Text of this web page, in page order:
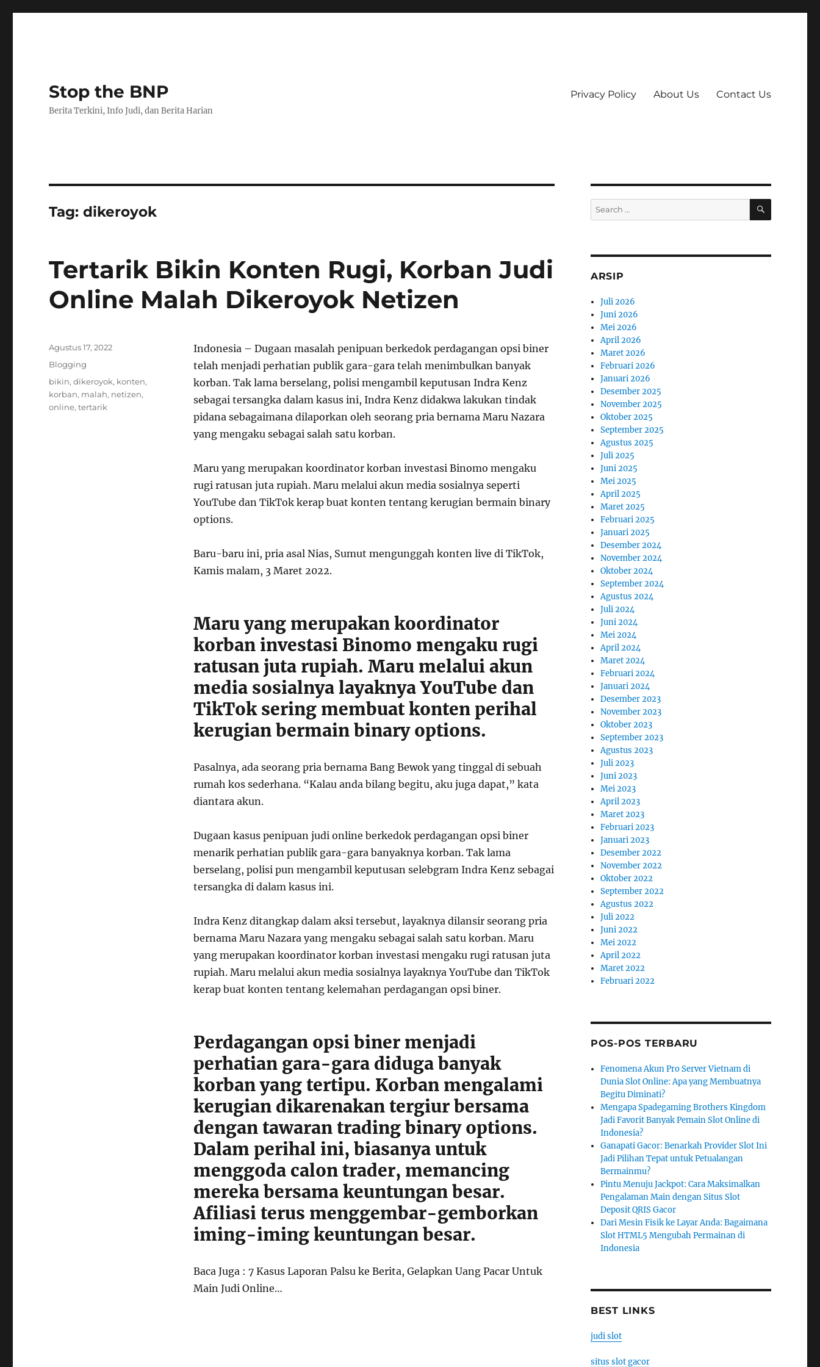
Stop the BNP
Berita Terkini, Info Judi, dan Berita Harian
Privacy Policy About Us Contact Us
Tag:dikeroyok
Tertarik Bikin Konten Rugi, Korban Judi
Online Malah Dikeroyok Netizen
Indonesia – Dugaan masalah penipuan berkedok perdagangan opsi biner
telah menjadi perhatian publik gara-gara telah menimbulkan banyak
korban. Tak lama berselang, polisi mengambil keputusan Indra Kenz
sebagai tersangka dalam kasus ini, Indra Kenz didakwa lakukan tindak
pidana sebagaimana dilaporkan oleh seorang pria bernama Maru Nazara
yang mengaku sebagai salah satu korban.
Maru yang merupakan koordinator korban investasi Binomo mengaku
rugi ratusan juta rupiah. Maru melalui akun media sosialnya seperti
YouTube dan TikTok kerap buat konten tentang kerugian bermain binary
options.
Baru-baru ini, pria asal Nias, Sumut mengunggah konten live di TikTok,
Kamis malam, 3 Maret 2022.
Maru yang merupakan koordinator
korban investasi Binomo mengaku rugi
ratusan juta rupiah. Maru melalui akun
media sosialnya layaknya YouTube dan
TikTok sering membuat konten perihal
kerugian bermain binary options.
Pasalnya, ada seorang pria bernama Bang Bewok yang tinggal di sebuah
rumah kos sederhana. “Kalau anda bilang begitu, aku juga dapat,” kata
diantara akun.
Dugaan kasus penipuan judi online berkedok perdagangan opsi biner
menarik perhatian publik gara-gara banyaknya korban. Tak lama
berselang, polisi pun mengambil keputusan selebgram Indra Kenz sebagai
tersangka di dalam kasus ini.
Indra Kenz ditangkap dalam aksi tersebut, layaknya dilansir seorang pria
bernama Maru Nazara yang mengaku sebagai salah satu korban. Maru
yang merupakan koordinator korban investasi mengaku rugi ratusan juta
rupiah. Maru melalui akun media sosialnya layaknya YouTube dan TikTok
kerap buat konten tentang kelemahan perdagangan opsi biner.
Perdagangan opsi biner menjadi
perhatian gara-gara diduga banyak
korban yang tertipu. Korban mengalami
kerugian dikarenakan tergiur bersama
dengan tawaran trading binary options.
Dalam perihal ini, biasanya untuk
menggoda calon trader, memancing
mereka bersama keuntungan besar.
Afiliasi terus menggembar-gemborkan
iming-iming keuntungan besar.
Baca Juga : 7 Kasus Laporan Palsu ke Berita, Gelapkan Uang Pacar Untuk
Main Judi Online…
Posted
on
Agustus 17, 2022
Categories
Blogging
Tags
bikin,dikeroyok, konten,
korban, malah, netizen,
online,tertarik
Search
for:
SEARCH
ARSIP
Juli 2026
Juni 2026
Mei 2026
April 2026
Maret 2026
Februari 2026
Januari 2026
Desember 2025
November 2025
Oktober 2025
September 2025
Agustus 2025
Juli 2025
Juni 2025
Mei 2025
April 2025
Maret 2025
Februari 2025
Januari 2025
Desember 2024
November 2024
Oktober 2024
September 2024
Agustus 2024
Juli 2024
Juni 2024
Mei 2024
April 2024
Maret 2024
Februari 2024
Januari 2024
Desember 2023
November 2023
Oktober 2023
September 2023
Agustus 2023
Juli 2023
Juni 2023
Mei 2023
April 2023
Maret 2023
Februari 2023
Januari 2023
Desember 2022
November 2022
Oktober 2022
September 2022
Agustus 2022
Juli 2022
Juni 2022
Mei 2022
April 2022
Maret 2022
Februari 2022
POS-POS TERBARU
Fenomena Akun Pro Server Vietnam di
Dunia Slot Online: Apa yang Membuatnya
Begitu Diminati?
Mengapa Spadegaming Brothers Kingdom
Jadi Favorit Banyak Pemain Slot Online di
Indonesia?
Ganapati Gacor: Benarkah Provider Slot Ini
Jadi Pilihan Tepat untuk Petualangan
Bermainmu?
Pintu Menuju Jackpot: Cara Maksimalkan
Pengalaman Main dengan Situs Slot
Deposit QRIS Gacor
Dari Mesin Fisik ke Layar Anda: Bagaimana
Slot HTML5 Mengubah Permainan di
Indonesia
BEST LINKS
judi slot
situs slot gacor